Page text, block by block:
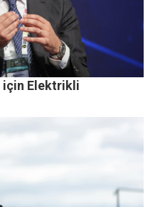
için Elektrikli